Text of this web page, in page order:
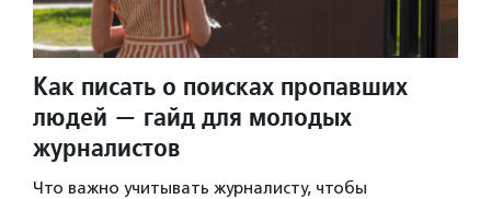
Как писать о поисках пропавших
людей — гайд для молодых
журналистов
Что важно учитывать журналисту, чтобы